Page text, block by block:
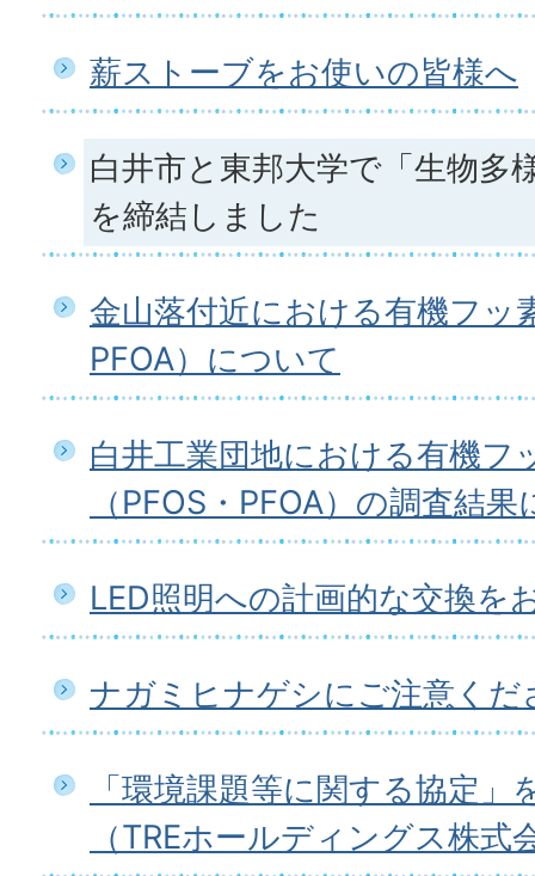
薪ストーブをお使いの皆様へ
白井市と東邦大学で「生物多
を締結しました
金山落付近における有機フッ
PFOA）について
白井工業団地における有機フ
（PFOS・PFOA）の調査結
LED照明への計画的な交換を
ナガミヒナゲシにご注意くだ
「環境課題等に関する協定」
（TREホールディングス株式